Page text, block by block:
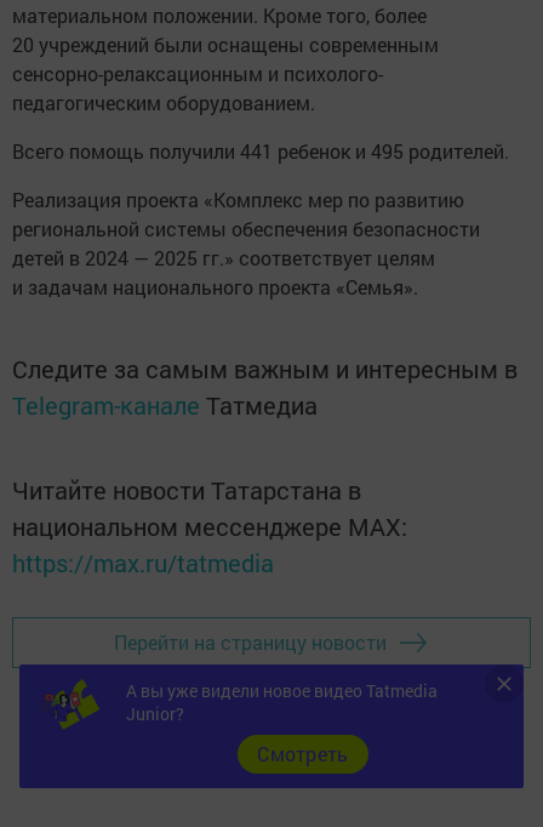
материальном положении. Кроме того, более
20 учреждений были оснащены современным
сенсорно-релаксационным и психолого-
педагогическим оборудованием.
Всего помощь получили 441 ребенок и 495 родителей.
Реализация проекта «Комплекс мер по развитию
региональной системы обеспечения безопасности
детей в 2024 — 2025 гг.» соответствует целям
и задачам национального проекта «Семья».
Следите за самым важным и интересным в
Telegram-канале Татмедиа
Читайте новости Татарстана в
национальном мессенджере MАХ:
https://max.ru/tatmedia
Перейти на страницу новости
А вы уже видели новое видео Tatmedia
Junior?
Cмотреть